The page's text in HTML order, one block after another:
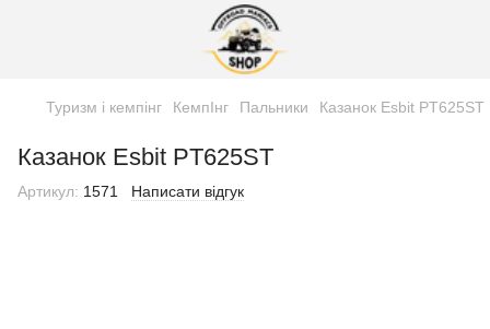
Туризм і кемпінг КемпІнг Пальники Казанок Esbit PT625ST
Казанок Esbit PT625ST
Артикул: 1571 Написати відгук